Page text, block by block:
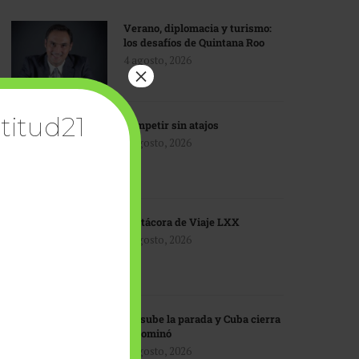
Verano, diplomacia y turismo:
los desafíos de Quintana Roo
4 agosto, 2026
Competir sin atajos
4 agosto, 2026
Bitácora de Viaje LXX
3 agosto, 2026
EU sube la parada y Cuba cierra
el dominó
3 agosto, 2026
×